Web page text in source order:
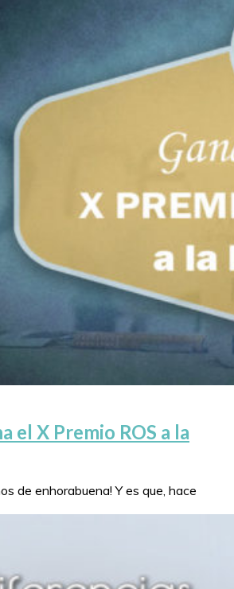
el X Premio ROS a la
de enhorabuena! Y es que, hace